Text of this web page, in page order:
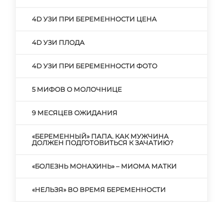
4D УЗИ ПРИ БЕРЕМЕННОСТИ ЦЕНА
4D УЗИ ПЛОДА
4D УЗИ ПРИ БЕРЕМЕННОСТИ ФОТО
5 МИФОВ О МОЛОЧНИЦЕ
9 МЕСЯЦЕВ ОЖИДАНИЯ
«БЕРЕМЕННЫЙ» ПАПА. КАК МУЖЧИНА
ДОЛЖЕН ПОДГОТОВИТЬСЯ К ЗАЧАТИЮ?
«БОЛЕЗНЬ МОНАХИНЬ» – МИОМА МАТКИ
«НЕЛЬЗЯ» ВО ВРЕМЯ БЕРЕМЕННОСТИ